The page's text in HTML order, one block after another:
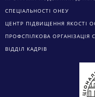
СПЕЦІАЛЬНОСТІ ОНЕУ
ЦЕНТР ПІДВИЩЕННЯ ЯКОСТІ
ПРОФСПІЛКОВА ОРГАНІЗАЦІЯ
ВІДДІЛ КАДРІВ